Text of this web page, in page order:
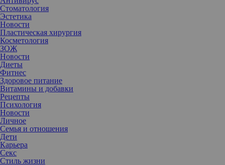
Стоматология
Эстетика
Новости
Пластическая хирургия
Косметология
ЗОЖ
Новости
Диеты
Фитнес
Здоровое питание
Витамины и добавки
Рецепты
Психология
Новости
Личное
Семья и отношения
Дети
Карьера
Секс
Стиль жизни
отличному
аппетиту.